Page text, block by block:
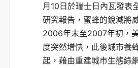
月10日於瑞士日內瓦發表
研究報告，蜜蜂的銳減將
2006年末至2007年初，
度突然增快，此後城市養
起，藉由重建城市生態綠